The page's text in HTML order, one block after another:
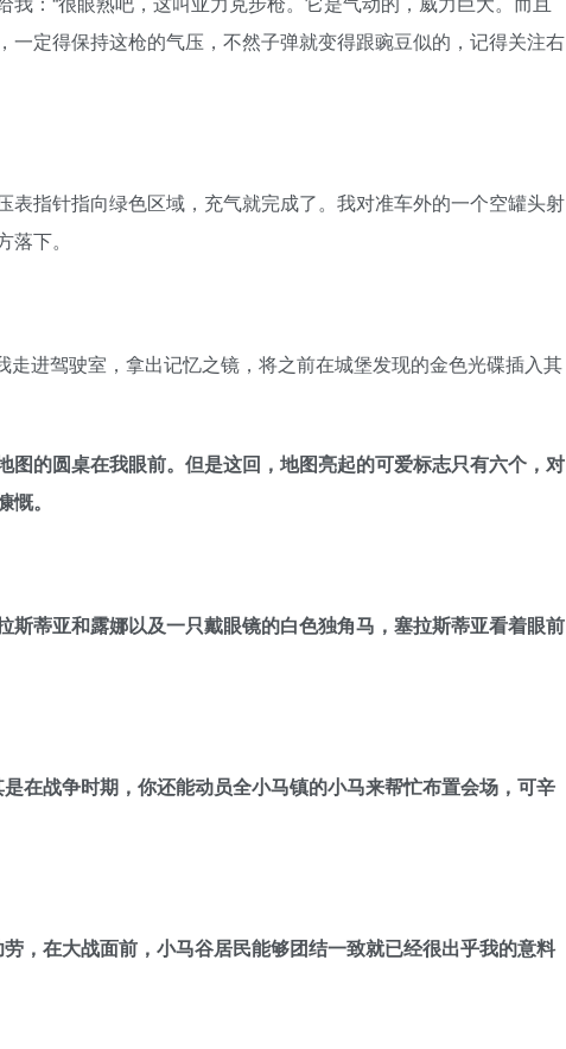
定得保持这枪的气压，不然子弹就变得跟豌豆似的，记得关注右
指针指向绿色区域，充气就完成了。我对准车外的一个空罐头射
下。
进驾驶室，拿出记忆之镜，将之前在城堡发现的金色光碟插入其
的圆桌在我眼前。但是这回，地图亮起的可爱标志只有六个，对
。
蒂亚和露娜以及一只戴眼镜的白色独角马，塞拉斯蒂亚看着眼前
在战争时期，你还能动员全小马镇的小马来帮忙布置会场，可辛
，在大战面前，小马谷居民能够团结一致就已经很出乎我的意料